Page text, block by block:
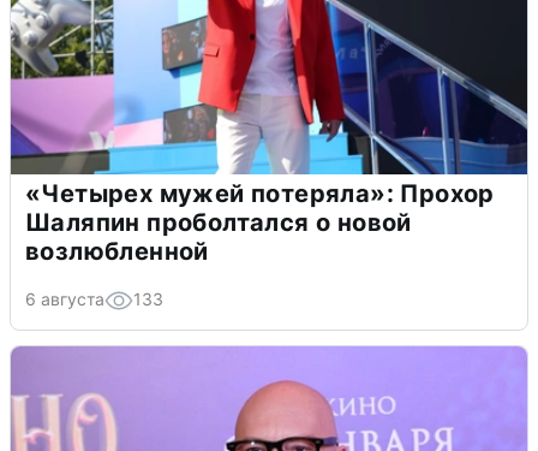
«Четырех мужей потеряла»: Прохор
Шаляпин проболтался о новой
возлюбленной
6 августа 133